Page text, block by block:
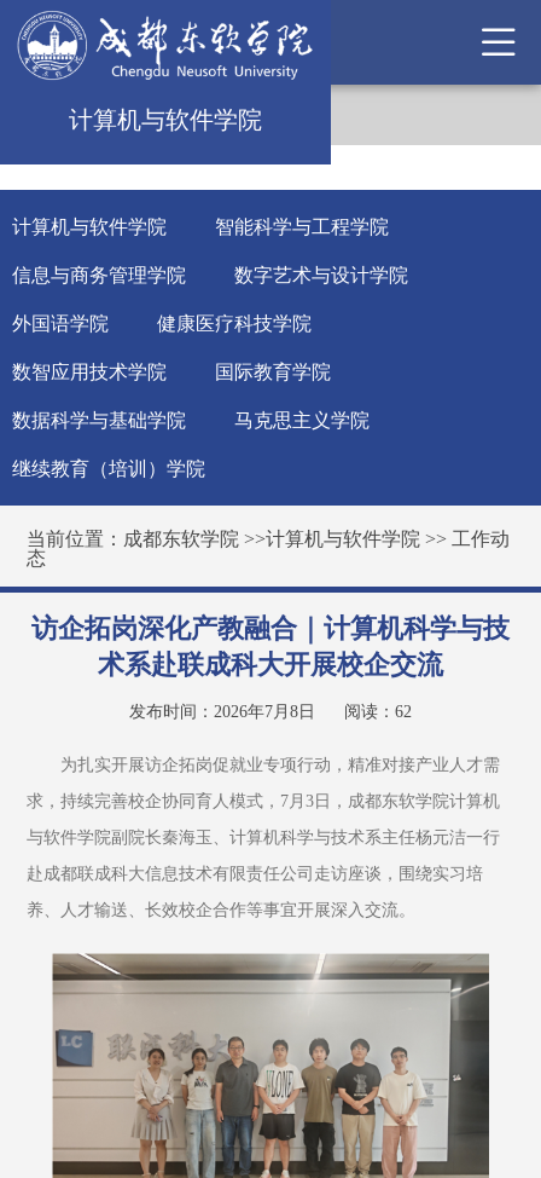
计算机与软件学院
计算机与软件学院 智能科学与工程学院
信息与商务管理学院 数字艺术与设计学院
外国语学院 健康医疗科技学院
数智应用技术学院 国际教育学院
数据科学与基础学院 马克思主义学院
继续教育（培训）学院
当前位置： 成都东软学院 >>计算机与软件学院 >> 工作动
态
访企拓岗深化产教融合｜计算机科学与技
术系赴联成科大开展校企交流
发布时间：2026年7月8日 阅读： 62
为扎实开展访企拓岗促就业专项行动，精准对接产业人才需
求，持续完善校企协同育人模式，7月3日，成都东软学院计算机
与软件学院副院长秦海玉、计算机科学与技术系主任杨元洁一行
赴成都联成科大信息技术有限责任公司走访座谈，围绕实习培
养、人才输送、长效校企合作等事宜开展深入交流。